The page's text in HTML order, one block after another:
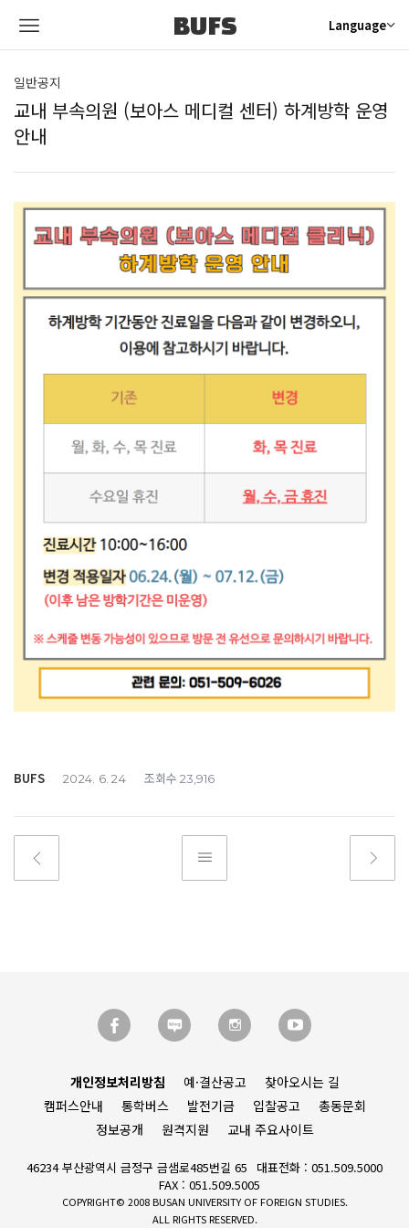
BUFS Language
일반공지
교내 부속의원 (보아스 메디컬 센터) 하계방학 운영
안내
BUFS 2024. 6. 24 조회수 23,916
개인정보처리방침 예·결산공고
찾아오시는 길
캠퍼스안내
통학버스 발전기금 입찰공고
총동문회
정보공개
원격지원 교내 주요사이트
46234 부산광역시 금정구 금샘로485번길 65
대표전화 : 051.509.5000
FAX : 051.509.5005
COPYRIGHT© 2008 BUSAN UNIVERSITY OF FOREIGN STUDIES.
ALL RIGHTS RESERVED.